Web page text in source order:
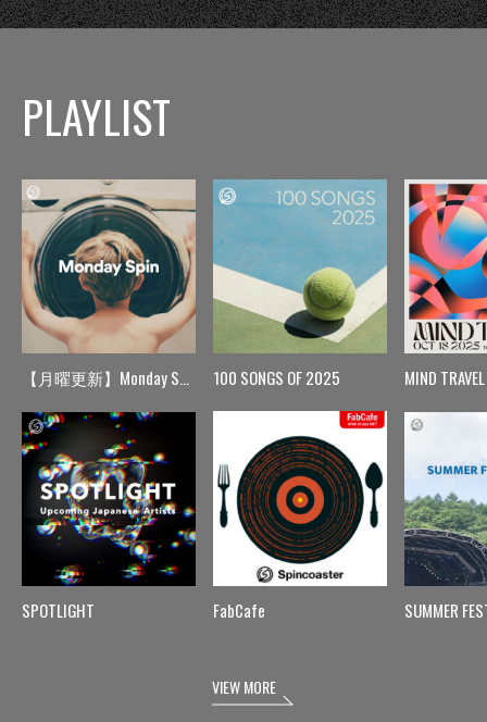
PLAYLIST
【月曜更新】Monday Spin
SPOTLIGHT
100 SONGS OF 2025
FabCafe
MIND TRAVEL
SUMMER
VIEW MORE